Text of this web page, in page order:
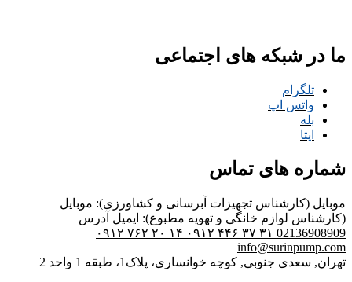
ما در شبکه های اجتماعی
تلگرام
واتس اپ
بله
ایتا
شماره های تماس
موبایل (کارشناس تجهیزات آبرسانی و کشاورزی): موبایل
(کارشناس لوازم خانگی و تهویه مطبوع): ایمیل آدرس
02136908909 ۰۹۱۲ ۴۴۶ ۳۷ ۳۱ ۰۹۱۲ ۷۶۲ ۲۰ ۱۴
info@surinpump.com
تهران, سعدی جنوبی, کوچه خوانساری، پلاک1، طبقه 1 واحد 2